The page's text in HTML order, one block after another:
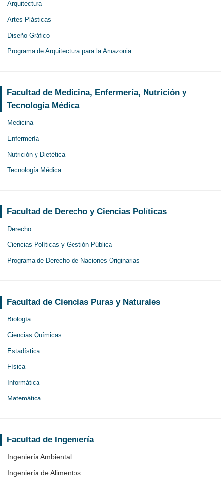
Arquitectura
Artes Plásticas
Diseño Gráfico
Programa de Arquitectura para la Amazonia
Facultad de Medicina, Enfermería, Nutrición y
Tecnología Médica
Medicina
Enfermería
Nutrición y Dietética
Tecnología Médica
Facultad de Derecho y Ciencias Políticas
Derecho
Ciencias Políticas y Gestión Pública
Programa de Derecho de Naciones Originarias
Facultad de Ciencias Puras y Naturales
Biología
Ciencias Químicas
Estadística
Física
Informática
Matemática
Facultad de Ingeniería
Ingeniería Ambiental
Ingeniería de Alimentos